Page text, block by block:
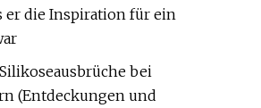
er die Inspiration für ein
bei
(Entdeckungen und